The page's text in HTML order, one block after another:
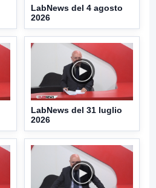
LabNews del 4 agosto
2026
LabNews del 31 luglio
2026